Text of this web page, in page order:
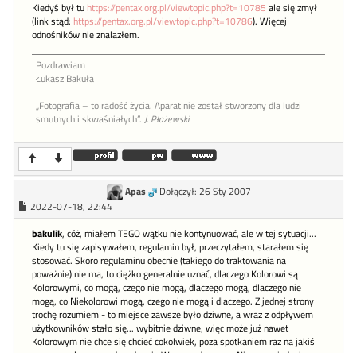
Kiedyś był tu https://pentax.org.pl/viewtopic.php?t=10785 ale się zmył
(link stąd: https://pentax.org.pl/viewtopic.php?t=10786). Więcej
odnośników nie znalazłem.
Pozdrawiam
Łukasz Bakuła
„Fotografia – to radość życia. Aparat nie został stworzony dla ludzi
smutnych i skwaśniałych”. J. Płażewski
Apas
Dołączył: 26 Sty 2007
2022-07-18, 22:44
bakulik, cóż, miałem TEGO wątku nie kontynuować, ale w tej sytuacji...
Kiedy tu się zapisywałem, regulamin był, przeczytałem, starałem się
stosować. Skoro regulaminu obecnie (takiego do traktowania na
poważnie) nie ma, to ciężko generalnie uznać, dlaczego Kolorowi są
Kolorowymi, co mogą, czego nie mogą, dlaczego mogą, dlaczego nie
mogą, co Niekolorowi mogą, czego nie mogą i dlaczego. Z jednej strony
trochę rozumiem - to miejsce zawsze było dziwne, a wraz z odpływem
użytkowników stało się... wybitnie dziwne, więc może już nawet
Kolorowym nie chce się chcieć cokolwiek, poza spotkaniem raz na jakiś